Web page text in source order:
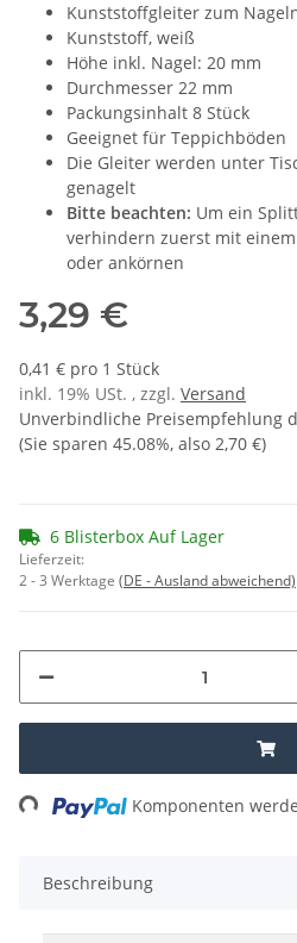
Kunststoffgleiter zum
Kunststoff, weiß
Höhe inkl. Nagel: 20 mm
Durchmesser 22 mm
Packungsinhalt 8 Stück
Geeignet für Teppichböden
Die Gleiter werden unter
genagelt
Bitte beachten: Um ein
verhindern zuerst mit
oder ankörnen
3,29 €
0,41 € pro 1 Stück
inkl. 19% USt. , zzgl. Versand
Unverbindliche Preisempfehlung
(Sie sparen 45.08%, also 2,70 €)
6 Blisterbox Auf Lager
Lieferzeit:
2 - 3 Werktage (DE - Ausland abweichend)
Komponenten
Beschreibung